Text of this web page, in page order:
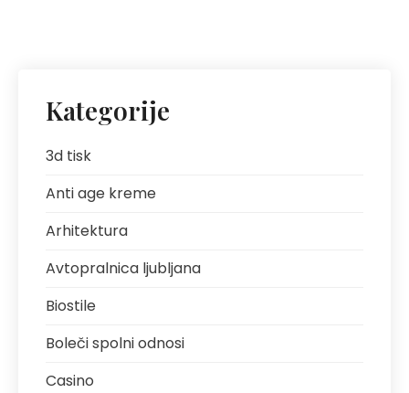
Kategorije
3d tisk
Anti age kreme
Arhitektura
Avtopralnica ljubljana
Biostile
Boleči spolni odnosi
Casino